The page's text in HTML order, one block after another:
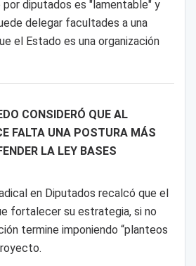
diputados es "lamentable" y
delegar facultades a una
el Estado es una organización
CONSIDERÓ QUE AL
FALTA UNA POSTURA MÁS
LA LEY BASES
en Diputados recalcó que el
fortalecer su estrategia, si no
termine imponiendo “planteos